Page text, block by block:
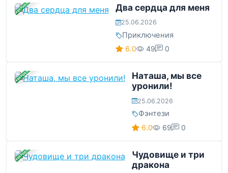
ЗАВЕРШЕНА Два сердца для меня
25.06.2026
Приключения
6.0 49 0
ЗАВЕРШЕНА
Наташа, мы все
уронили!
25.06.2026
Фэнтези
6.0 69 0
ЗАВЕРШЕНА
Чудовище и три
дракона